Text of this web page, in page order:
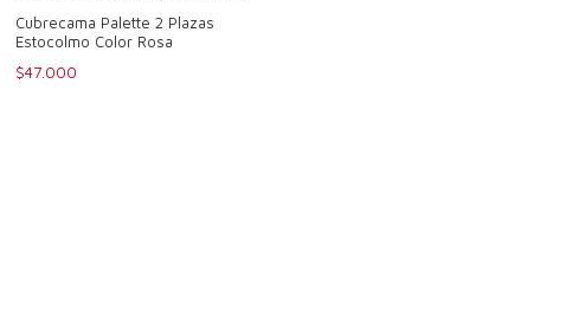
Cubrecama Palette 2 Plazas
Estocolmo Color Rosa
$47.000